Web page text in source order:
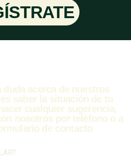
duda acerca de nuestros
saber la situación de tu
cualquier sugerencia,
nosotros por teléfono o a
de contacto